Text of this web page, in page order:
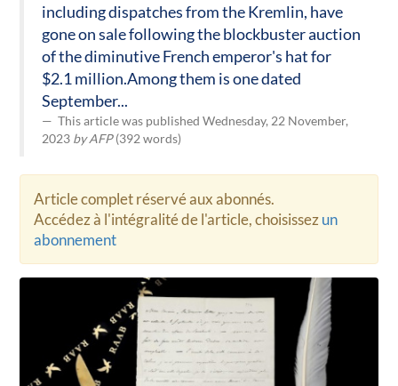
including dispatches from the Kremlin, have
gone on sale following the blockbuster auction
of the diminutive French emperor's hat for
$2.1 million.Among them is one dated
September...
This article was published Wednesday, 22 November,
2023 by AFP(392 words)
Article complet réservé aux abonnés.
Accédez à l'intégralité de l'article, choisissezun
abonnement